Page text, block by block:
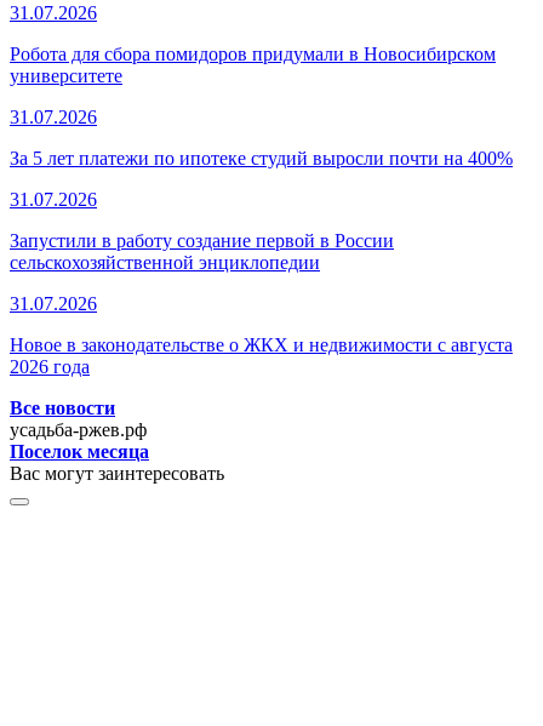
31.07.2026
Робота для сбора помидоров придумали в Новосибирском
университете
31.07.2026
За 5 лет платежи по ипотеке студий выросли почти на 400%
31.07.2026
Запустили в работу создание первой в России
сельскохозяйственной энциклопедии
31.07.2026
Новое в законодательстве о ЖКХ и недвижимости с августа
2026 года
Все новости
усадьба-ржев.рф
Поселок месяца
Вас могут заинтересовать